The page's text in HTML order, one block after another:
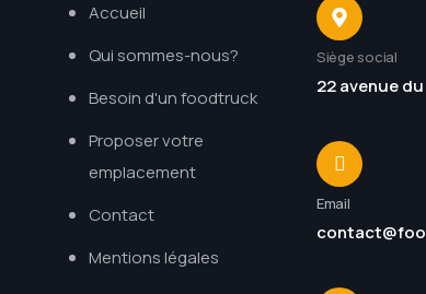
Accueil
Qui sommes-nous?
Besoin d'un foodtruck
Proposer votre
emplacement
Contact
Mentions légales
Siège social
22 avenue
Email